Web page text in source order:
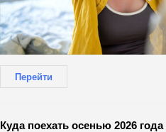
Перейти
Куда поехать осенью 2026